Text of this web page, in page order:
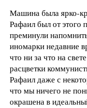
Машина была ярко-
Рафаил был от этого
преминули
иномарки недавние
что ни за что на
расцветки
Рафаил даже с
что мы ничего не
окрашена в